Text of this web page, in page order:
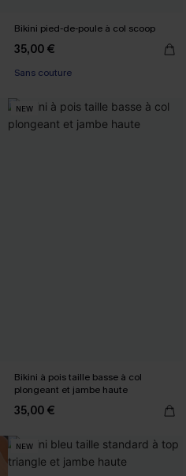
Bikini pied-de-poule à col scoop
35,00 €
Sans couture
NEW
Bikini à pois taille basse à col
plongeant et jambe haute
35,00 €
NEW